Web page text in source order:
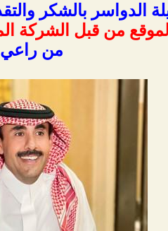
الدواسر بالشكر
من قبل الشركة
من